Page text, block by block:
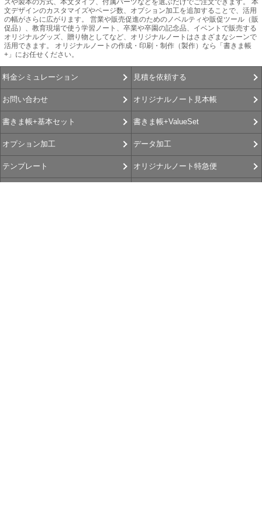
がつくれるサービスです。 表紙のデザインさえ用意すれば、あとはノートのサイ
ズや製本の方式、本文タイプ、付属パーツなどを選ぶだけでご注文できます。 本
文デザインのカスタマイズやページ数、オプション加工を追加することで、活用
の幅がさらに広がります。 営業や販売促進のためのノベルティや販促ツール（販
促品）、教育現場で使う学習ノート、卒業や卒園の記念品、イベントで販売する
オリジナルグッズ、贈り物としてなど、オリジナルノートはさまざまなシーンで
活用できます。 オリジナルノートの作成・印刷・制作（製作）なら「書きま帳
+」にお任せください。
料金シミュレーション 見積を依頼する
お問い合わせ オリジナルノート見本帳
書きま帳+基本セット 書きま帳+ValueSet
オプション加工 データ加工
テンプレート オリジナルノート特急便